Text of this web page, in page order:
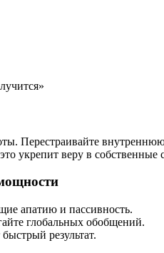
Перестраивайте
укрепит веру в собственные
апатию и пассивность.
глобальных обобщений.
результат.